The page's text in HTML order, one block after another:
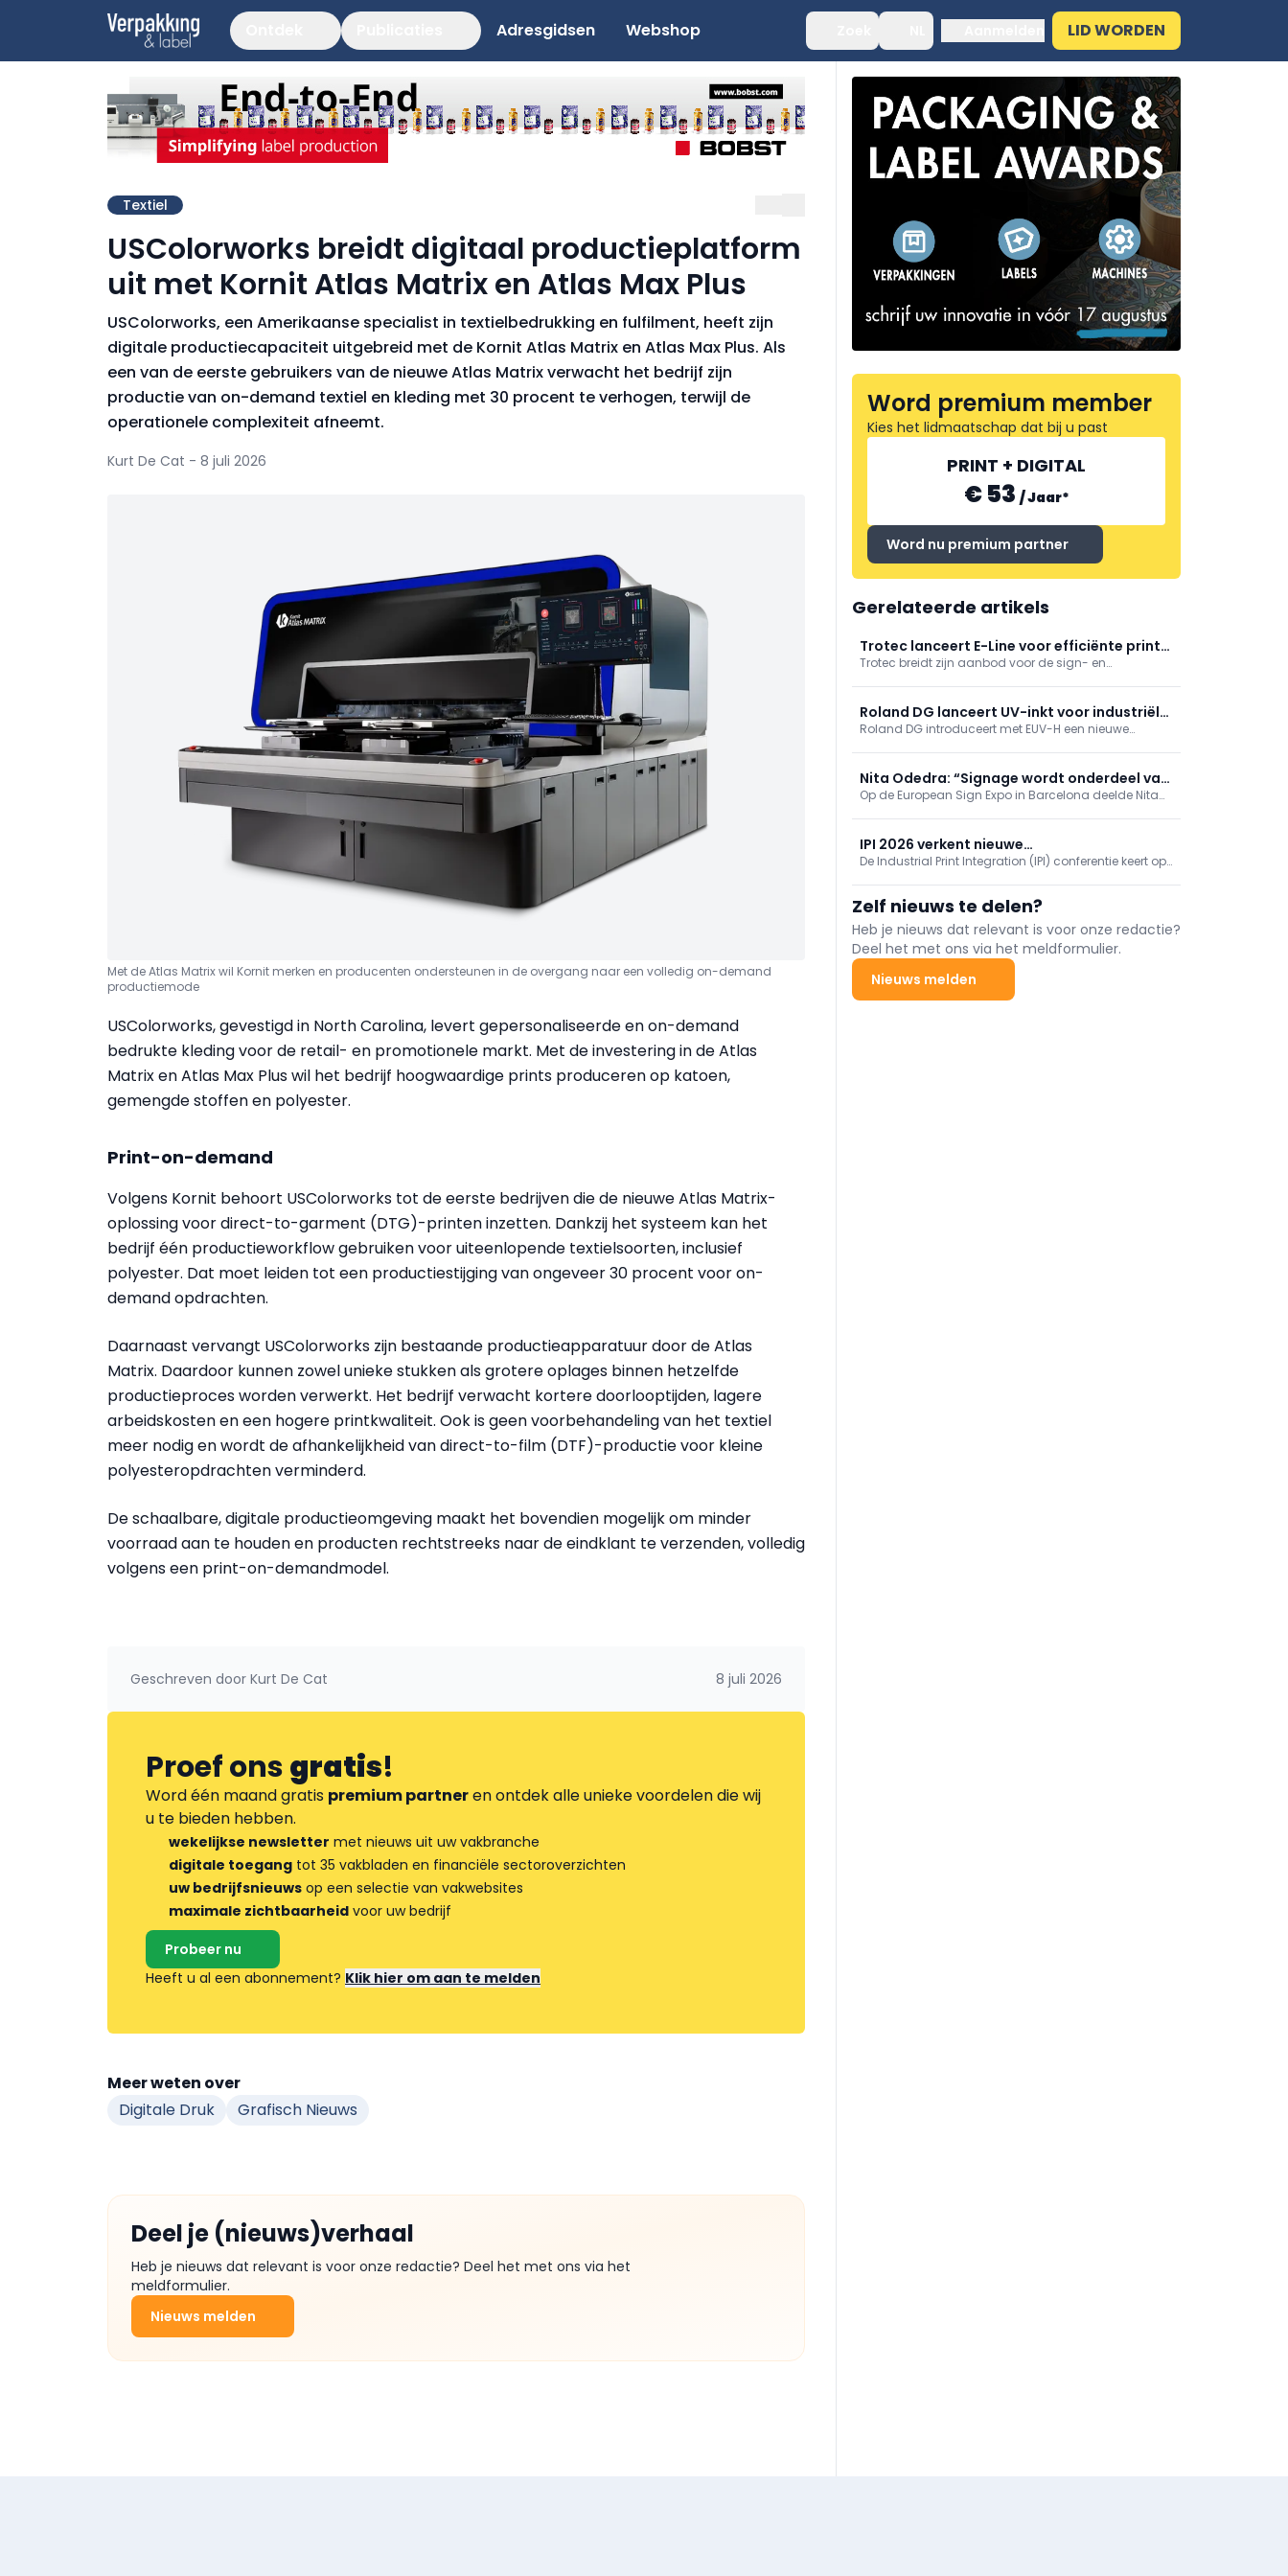
Adresgidsen Webshop LID WORDEN
Textiel
USColorworks breidt digitaal productieplatform
uit met Kornit Atlas Matrix en Atlas Max Plus
USColorworks, een Amerikaanse specialist in textielbedrukking en fulfilment, heeft zijn
digitale productiecapaciteit uitgebreid met de Kornit Atlas Matrix en Atlas Max Plus. Als
een van de eerste gebruikers van de nieuwe Atlas Matrix verwacht het bedrijf zijn
productie van on-demand textiel en kleding met 30 procent te verhogen, terwijl de
operationele complexiteit afneemt.
Kurt De Cat - 8 juli 2026
Met de Atlas Matrix wil Kornit merken en producenten ondersteunen in de overgang naar een volledig on-demand
productiemode
USColorworks, gevestigd in North Carolina, levert gepersonaliseerde en on-demand
bedrukte kleding voor de retail- en promotionele markt. Met de investering in de Atlas
Matrix en Atlas Max Plus wil het bedrijf hoogwaardige prints produceren op katoen,
gemengde stoffen en polyester.
Print-on-demand
Volgens Kornit behoort USColorworks tot de eerste bedrijven die de nieuwe Atlas Matrix-
oplossing voor direct-to-garment (DTG)-printen inzetten. Dankzij het systeem kan het
bedrijf één productieworkflow gebruiken voor uiteenlopende textielsoorten, inclusief
polyester. Dat moet leiden tot een productiestijging van ongeveer 30 procent voor on-
demand opdrachten.
Daarnaast vervangt USColorworks zijn bestaande productieapparatuur door de Atlas
Matrix. Daardoor kunnen zowel unieke stukken als grotere oplages binnen hetzelfde
productieproces worden verwerkt. Het bedrijf verwacht kortere doorlooptijden, lagere
arbeidskosten en een hogere printkwaliteit. Ook is geen voorbehandeling van het textiel
meer nodig en wordt de afhankelijkheid van direct-to-film (DTF)-productie voor kleine
polyesteropdrachten verminderd.
De schaalbare, digitale productieomgeving maakt het bovendien mogelijk om minder
voorraad aan te houden en producten rechtstreeks naar de eindklant te verzenden, volledig
volgens een print-on-demandmodel.
Geschreven door Kurt De Cat 8 juli 2026
Proef onsgratis!
Word één maand gratis premium partneren ontdek alle unieke voordelen die wij
u te bieden hebben.
wekelijkse newsletter met nieuws uit uw vakbranche
digitale toegang tot 35 vakbladen en financiële sectoroverzichten
uw bedrijfsnieuws op een selectie van vakwebsites
maximale zichtbaarheid voor uw bedrijf
Probeer nu
Heeft u al een abonnement? Klik hier om aan te melden
Meer weten over
Digitale Druk
Grafisch Nieuws
Deel je (nieuws)verhaal
Heb je nieuws dat relevant is voor onze redactie? Deel het met ons via het
meldformulier.
Nieuws melden
Word premium member
Kies het lidmaatschap dat bij u past
PRINT + DIGITAL
€ 53 /Jaar*
Word nu premium partner
Gerelateerde artikels
Trotec lanceert E-Line voor efficiënte print-
to-cut-productie
Trotec breidt zijn aanbod voor de sign- en
to-cut-toepassingen.
Roland DG lanceert UV-inkt voor industriële
printtoepassingen
Roland DG introduceert met EUV-H een nieuwe
printtoepassingen.
Nita Odedra: “Signage wordt onderdeel van
een verbonden ecosysteem”
Op de European Sign Expo in Barcelona deelde Nita
IPI 2026 verkent nieuwe
toepassingsdomeinen voor industriële print
De Industrial Print Integration (IPI) conferentie keert op
fabrikanten, onderzoekers, ontwikkelaars en
technologieleveranciers samen.
Zelf nieuws te delen?
Heb je nieuws dat relevant is voor onze redactie?
Deel het met ons via het meldformulier.
Nieuws melden